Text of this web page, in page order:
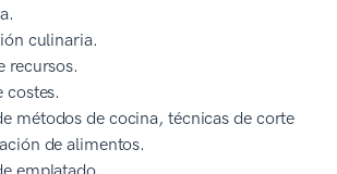
culinaria.
recursos.
costes.
métodos de cocina, técnicas de corte
de alimentos.